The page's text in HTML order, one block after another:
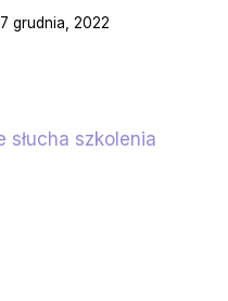
7 grudnia, 2022